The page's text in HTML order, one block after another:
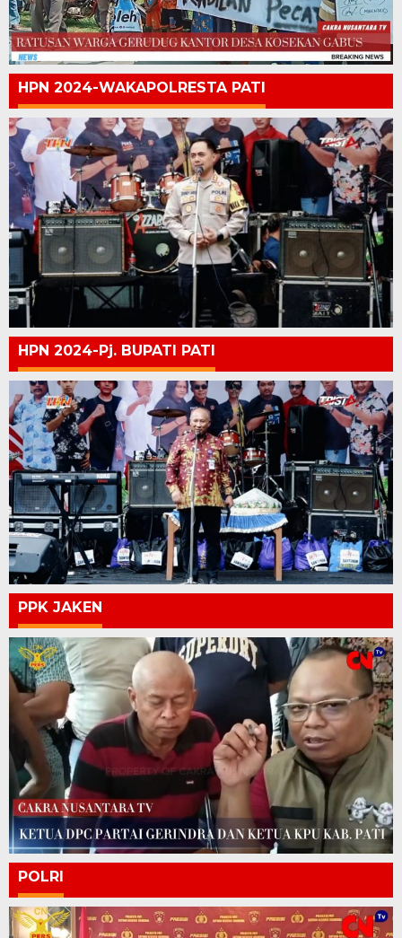
HPN 2024-WAKAPOLRESTA PATI
HPN 2024-Pj. BUPATI PATI
PPK JAKEN
POLRI